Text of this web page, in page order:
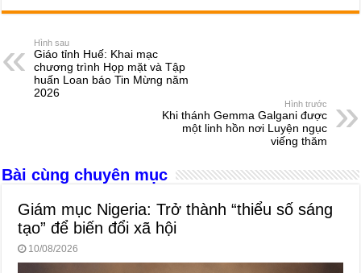
c
e
b
o
ss
n
g
at
A
p
e
d
s
er ail ar
Hình sau
Giáo tỉnh Huế: Khai mạc
chương trình Họp mặt và Tập
huấn Loan báo Tin Mừng năm
2026
Hình trước
Khi thánh Gemma Galgani được
một linh hồn nơi Luyện ngục
viếng thăm
Bài cùng chuyên mục
Giám mục Nigeria: Trở thành “thiểu số sáng
tạo” để biến đổi xã hội
10/08/2026